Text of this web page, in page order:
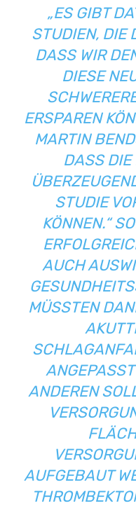
S GIBT
UDIEN, DIE
SS WIR DEN
ESE
HWERERE
SPAREN
RTIN
SS DIE
ERZEUGEND
UDIE
NNEN.“
FOLGREICH
CH
SSTEN DANN
GEPASST
DEREN
FGEBAUT